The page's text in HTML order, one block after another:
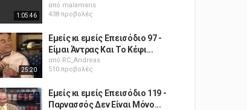
1:05:46
από malamaris
438 προβολές
25:20
Εμείς κι εμείς Επεισόδιο 97 -
Είμαι Άντρας Και Το Κέφι...
από RC_Andreas
510 προβολές
Εμείς κι εμείς Επεισόδιο 119 -
Παρνασσός Δεν Είναι Μόνο...